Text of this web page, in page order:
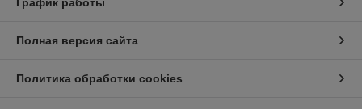
Полная версия сайта
Политика обработки cookies